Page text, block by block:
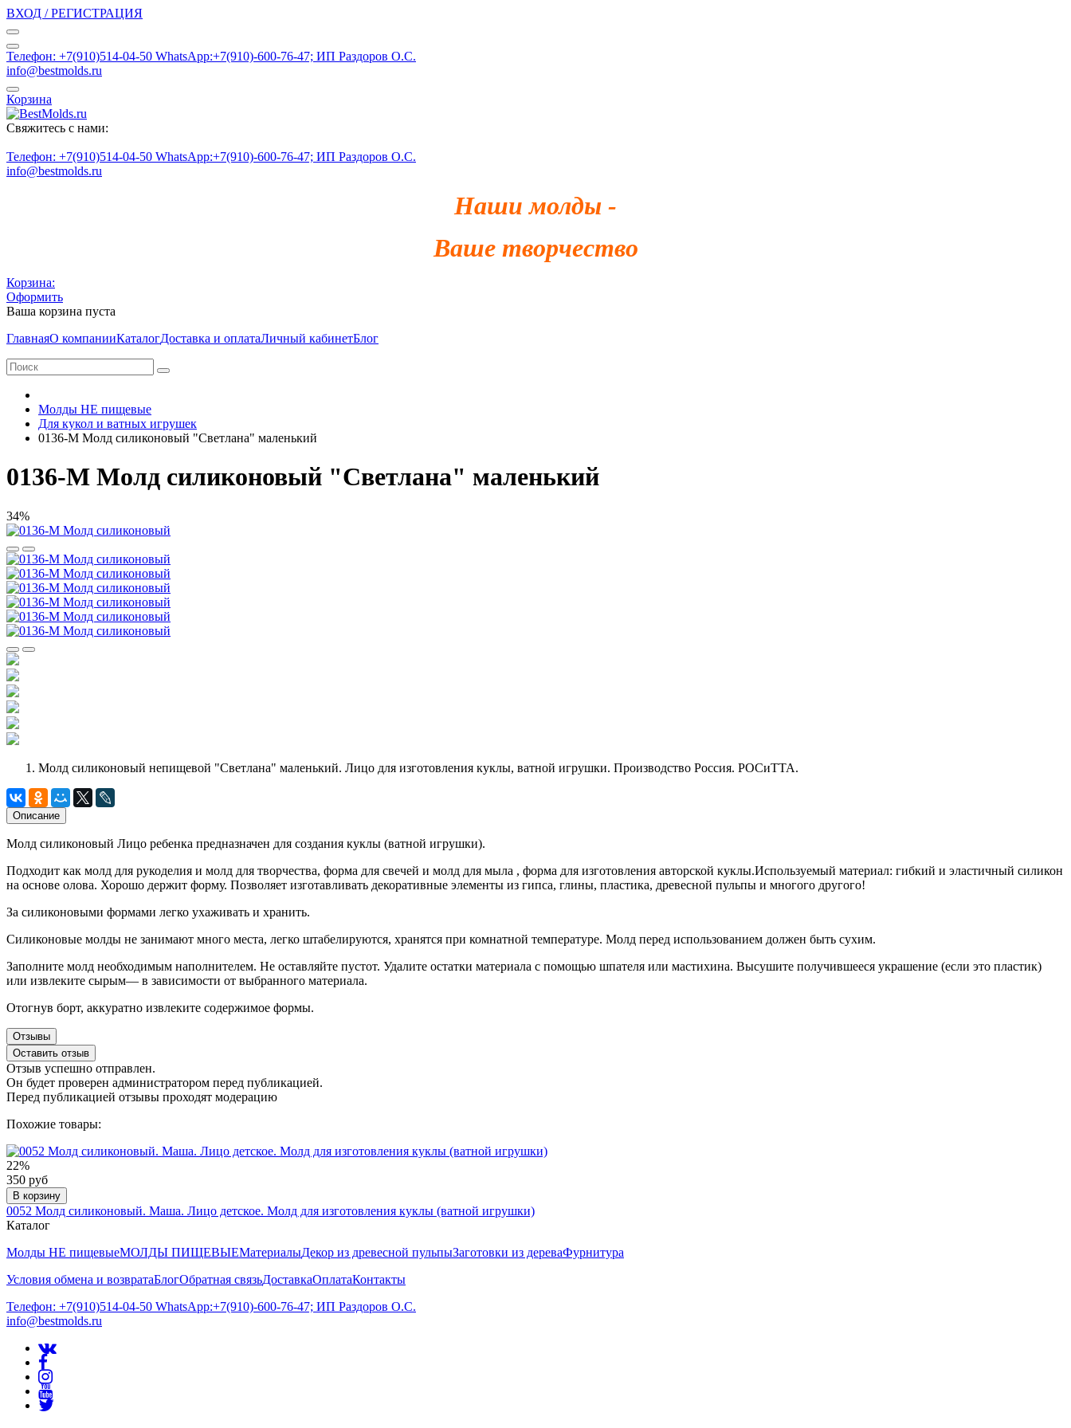
ВХОД / РЕГИСТРАЦИЯ
Телефон: +7(910)514-04-50 WhatsApp:+7(910)-600-76-47; ИП Раздоров О.С.
info@bestmolds.ru
Корзина
Свяжитесь с нами:
Телефон: +7(910)514-04-50 WhatsApp:+7(910)-600-76-47; ИП Раздоров О.С.
info@bestmolds.ru
Наши молды -
Ваше творчество
Корзина:
Оформить
Ваша корзина пуста
ГлавнаяО компанииКаталогДоставка и оплатаЛичный кабинетБлог
Молды НЕ пищевые
Для кукол и ватных игрушек
0136-М Молд силиконовый "Светлана" маленький
0136-М Молд силиконовый "Светлана" маленький
34%
Молд силиконовый непищевой "Светлана" маленький. Лицо для изготовления куклы, ватной игрушки. Производство Россия. РОСиТТА.
Описание
Молд силиконовый Лицо ребенка предназначен для создания куклы (ватной игрушки).
Подходит как молд для рукоделия и молд для творчества, форма для свечей и молд для мыла , форма для изготовления авторской куклы.Используемый материал: гибкий и эластичный силикон
на основе олова. Хорошо держит форму. Позволяет изготавливать декоративные элементы из гипса, глины, пластика, древесной пульпы и многого другого!
За силиконовыми формами легко ухаживать и хранить.
Силиконовые молды не занимают много места, легко штабелируются, хранятся при комнатной температуре. Молд перед использованием должен быть сухим.
Заполните молд необходимым наполнителем. Не оставляйте пустот. Удалите остатки материала с помощью шпателя или мастихина. Высушите получившееся украшение (если это пластик)
или извлеките сырым— в зависимости от выбранного материала.
Отогнув борт, аккуратно извлеките содержимое формы.
Отзывы
Оставить отзыв
Отзыв успешно отправлен.
Он будет проверен администратором перед публикацией.
Перед публикацией отзывы проходят модерацию
Похожие товары:
22%
350 руб
В корзину
0052 Молд силиконовый. Маша. Лицо детское. Молд для изготовления куклы (ватной игрушки)
Каталог
Молды НЕ пищевыеМОЛДЫ ПИЩЕВЫЕМатериалыДекор из древесной пульпыЗаготовки из дереваФурнитура
Условия обмена и возвратаБлогОбратная связьДоставкаОплатаКонтакты
Телефон: +7(910)514-04-50 WhatsApp:+7(910)-600-76-47; ИП Раздоров О.С.
info@bestmolds.ru